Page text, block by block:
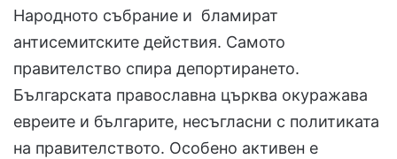
Народното събрание и бламират
антисемитските действия. Самото
правителство спира депортирането.
Българската православна църква окуражава
евреите и българите, несъгласни с политиката
на правителството. Особено активен е